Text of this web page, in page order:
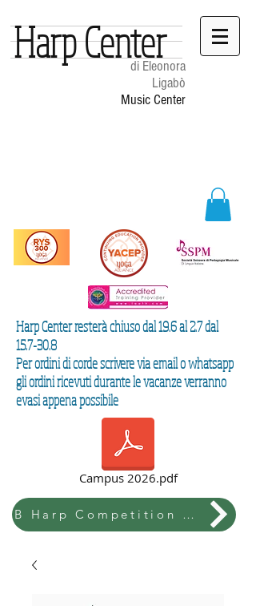
di Eleonora
Ligabò
Music Center
Harp Center
Harp Center resterà chiuso dal 19.6 al 2.7 dal
15.7-30.8
Per ordini di corde scrivere via email o whatsapp
gli ordini ricevuti durante le vacanze verranno
evasi appena possibile
Campus 2026.pdf
B Harp Competition & Festival